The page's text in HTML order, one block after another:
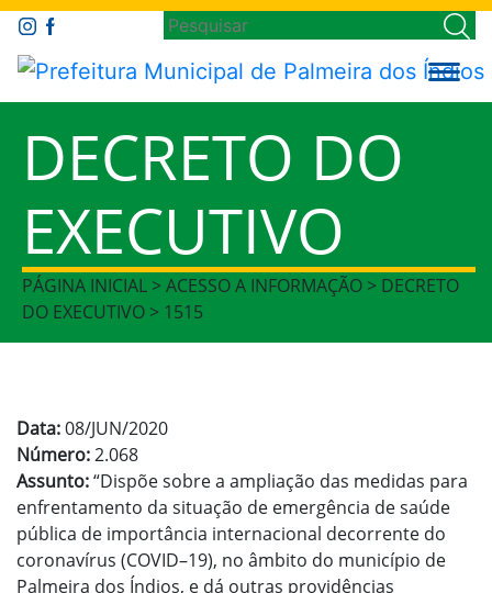
DECRETO DO
EXECUTIVO
PÁGINA INICIAL > ACESSO A INFORMAÇÃO > DECRETO
DO EXECUTIVO > 1515
Data:08/JUN/2020
Número:2.068
Assunto:“Dispõe sobre a ampliação das medidas para
enfrentamento da situação de emergência de saúde
pública de importância internacional decorrente do
coronavírus (COVID–19), no âmbito do município de
Palmeira dos Índios, e dá outras providências